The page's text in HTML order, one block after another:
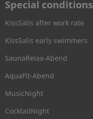
Special conditions
KissSalis after work rate
KissSalis early swimmers
SaunaRelax-Abend
AquaFit-Abend
MusicNight
CocktailNight